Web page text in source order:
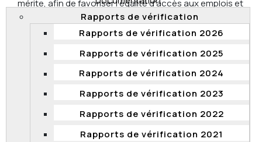
Rapports de vérification
Rapports de vérification 2026
Rapports de vérification 2025
Rapports de vérification 2024
Rapports de vérification 2023
Rapports de vérification 2022
Rapports de vérification 2021
mérite, afin de favoriser l'égalité d'accès aux emplois et
de s'assurer de la compétence des personnes
recrutées et promues. La Commission a examiné une
réserve de candidatures au recrutement, un concours
de promotion, 3 promotions sans concours, 60
nominations à des emplois réguliers et occasionnels à
partir de liste de déclarations d'aptitudes ainsi que 11
nominations à des emplois occasionnels d'une durée
ministère devait réviser certaines de ses façons de
faire et a formulé plusieurs recommandations en ce